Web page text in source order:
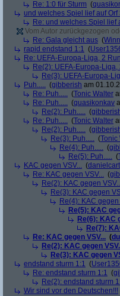
Re: 1:0 für Sturm (
und welches Spiel lief auf Orf
Re: und welches Spiel lief
Vom Autor zurückgezogen
Re: Gala gleicht aus (
rapid endstand 1:1 (
Re: UEFA-Europa-Liga, 2
Re(2): UEFA-Europa-
Re(3): UEFA-Europa-
Puh..... (gibberish am
Re: Puh..... (Tonic Walter
Re: Puh..... (quasikonkav
Re(2): Puh..... (
Re: Puh..... (Tonic Walter
Re(2): Puh..... (
Re(3): Puh..... (Tonic
Re(4): Puh..... (
Re(5): Puh..... (
KAC gegen VSV... (danielcart
Re: KAC gegen VSV... (
Re(2): KAC gegen
Re(3): KAC gegen
Re(4): KAC gegen
Re(5): KAC
Re(6): KAC
Re(7):
Re: KAC gegen VSV... (
Re(2): KAC gegen
Re(3): KAC gegen
endstand sturm 1:1 (
Re: endstand sturm 1:1 (
Re(2): endstand sturm
Wir sind vor den Deutschen!!!